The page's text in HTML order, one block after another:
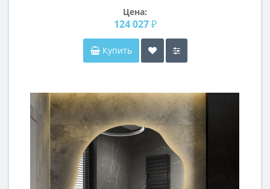
Цена:
124 027 ₽
Купить